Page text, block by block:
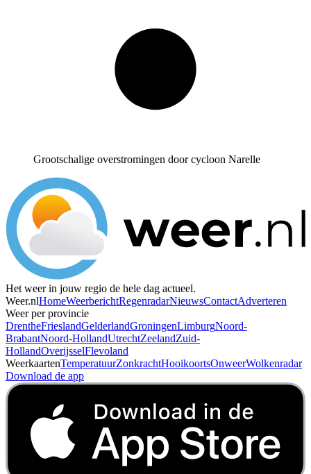
Grootschalige overstromingen door cycloon Narelle
Het weer in jouw regio de hele dag actueel.
Weer.nlHomeWeerberichtRegenradarNieuwsContactAdverteren
Weer per provincie
DrentheFrieslandGelderlandGroningenLimburgNoord-
BrabantNoord-HollandUtrechtZeelandZuid-
HollandOverijsselFlevoland
WeerkaartenTemperatuurZonkrachtHooikoortsOnweerWolkenradar
Download de app